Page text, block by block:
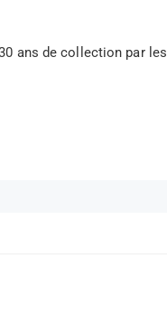
ans de collection par les